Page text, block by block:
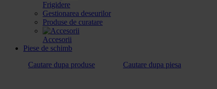
Frigidere
Gestionarea deseurilor
Produse de curatare
Accesorii
Piese de schimb
Cautare dupa produse
Cautare dupa piesa